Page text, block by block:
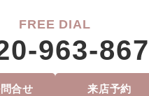
FREE DIAL
963-867
合せ 来店予約